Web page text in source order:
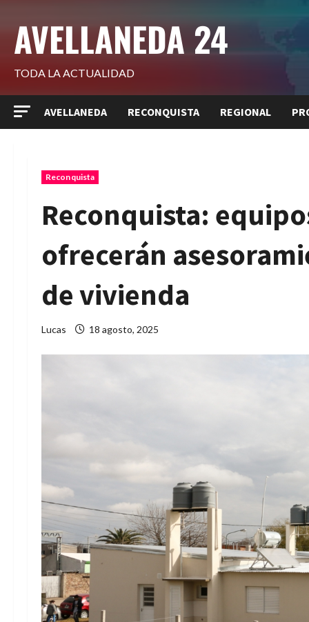
contenido
AVELLANEDA 24
TODA LA ACTUALIDAD
AVELLANEDA RECONQUISTA REGIONAL
Reconquista
Reconquista:
ofrecerán
de vivienda
Lucas 18 agosto, 2025